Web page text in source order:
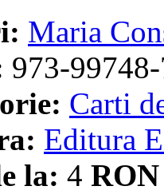
Maria
973-
Carti
Editura
la: 4 RON